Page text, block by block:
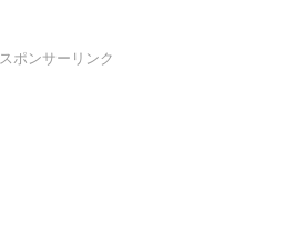
スポンサーリンク